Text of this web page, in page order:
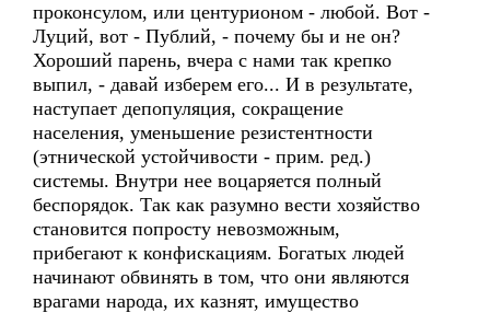
проконсулом, или центурионом - любой. Вот -
Луций, вот - Публий, - почему бы и не он?
Хороший парень, вчера с нами так крепко
выпил, - давай изберем его... И в результате,
наступает депопуляция, сокращение
населения, уменьшение резистентности
(этнической устойчивости - прим. ред.)
системы. Внутри нее воцаряется полный
беспорядок. Так как разумно вести хозяйство
становится попросту невозможным,
прибегают к конфискациям. Богатых людей
начинают обвинять в том, что они являются
врагами народа, их казнят, имущество